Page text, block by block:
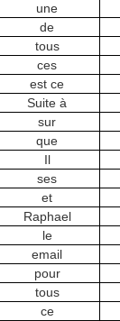
une
de
tous
ces
est ce
Suite à
sur
que
Il
ses
et
Raphael
le
email
pour
tous
ce